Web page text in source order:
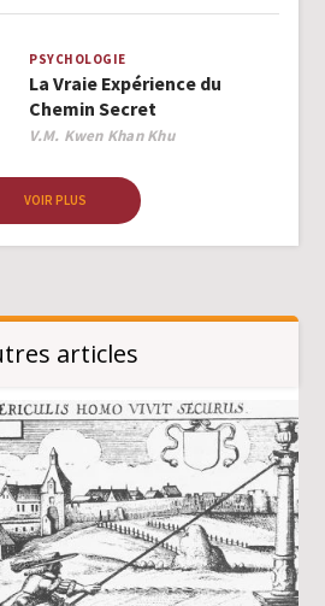
PSYCHOLOGIE
La Vraie Expérience du
Chemin Secret
Author
V.M. Kwen Khan Khu
VOIR PLUS
articles